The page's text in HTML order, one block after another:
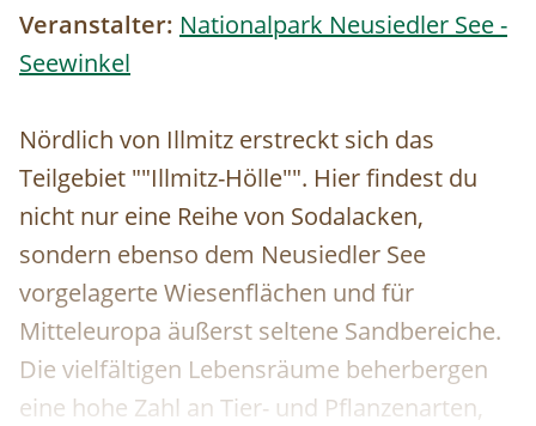
Veranstalter: Nationalpark Neusiedler See -
Seewinkel
Nördlich von Illmitz erstreckt sich das
Teilgebiet ""Illmitz-Hölle"". Hier findest du
nicht nur eine Reihe von Sodalacken,
sondern ebenso dem Neusiedler See
vorgelagerte Wiesenflächen und für
Mitteleuropa äußerst seltene Sandbereiche.
Die vielfältigen Lebensräume beherbergen
eine hohe Zahl an Tier- und Pflanzenarten,